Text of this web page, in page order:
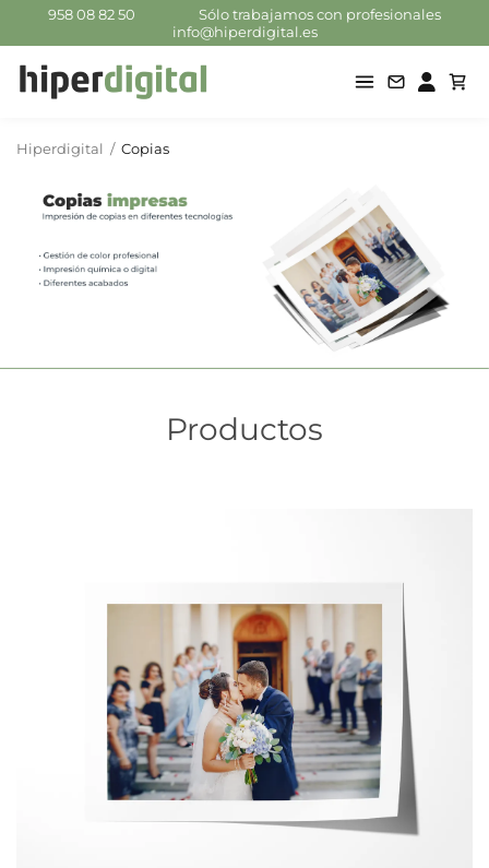
958 08 82 50
Sólo trabajamos con profesionales
info@hiperdigital.es
Hiperdigital / Copias
Productos